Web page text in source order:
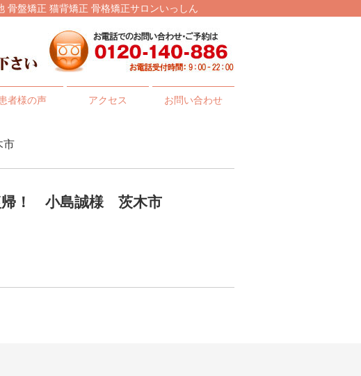
盤矯正 猫背矯正 骨格矯正サロンいっしん
者様の声 アクセス お問い合わせ
市
帰！ 小島誠様 茨木市